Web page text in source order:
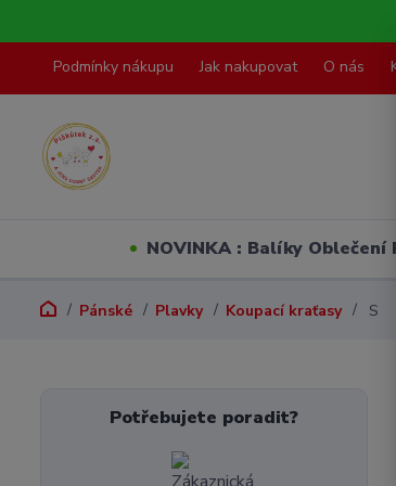
Podmínky nákupu Jak nakupovat O nás
NOVINKA : Balíky Oblečení
Pánské Plavky Koupací kraťasy S
Potřebujete poradit?